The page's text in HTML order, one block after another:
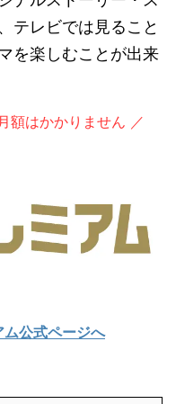
テレビでは見ること
を楽しむことが出来
額はかかりません ／
公式ページへ